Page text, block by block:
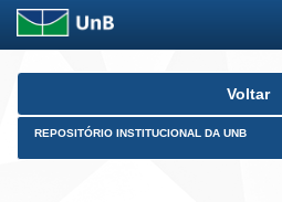
Skip
Voltar
REPOSITÓRIO INSTITUCIONAL DA UNB